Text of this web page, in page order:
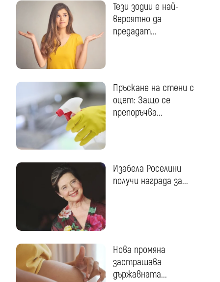
Тези зодии е най-
вероятно да
предадат...
Пръскане на стени с
оцет: Защо се
препоръчва...
Изабела Роселини
получи награда за...
Нова промяна
застрашава
държавната...